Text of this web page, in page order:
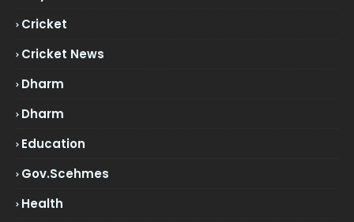
Cricket
Cricket News
Dharm
Dharm
Education
Gov.scehmes
Health